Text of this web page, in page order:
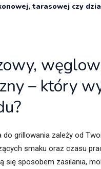
tarasowej czy
– który
do grillowania zależy od
smaku oraz czasu
się sposobem zasilania,